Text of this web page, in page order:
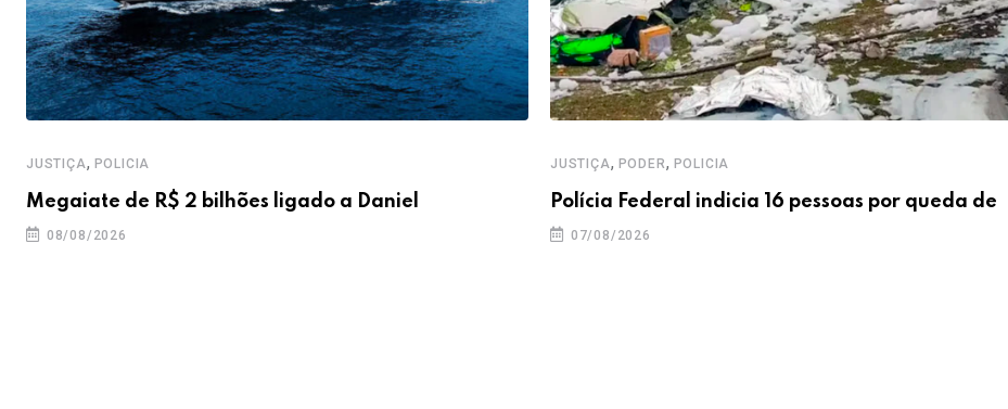
JUSTIÇA, POLICIA
Megaiate de R$ 2 bilhões ligado a Daniel
08/08/2026
JUSTIÇA, PODER, POLICIA
Polícia Federal indicia 16 pessoas por queda de
07/08/2026